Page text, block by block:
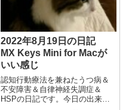
2022年8月19日の日記
MX Keys Mini for Macが
いい感じ
認知行動療法を兼ねたうつ病＆
不安障害＆自律神経失調症＆
HSPの日記です。今日の出来事